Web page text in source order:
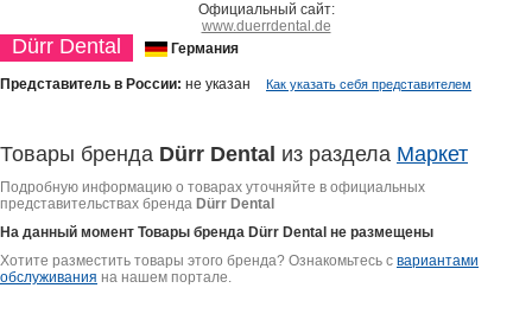
Официальный сайт:
www.duerrdental.de
Dürr Dental Германия
Представитель в России: не указан Как указать себя представителем
Товары бренда Dürr Dental из раздела Маркет
Подробную информацию о товарах уточняйте в официальных
представительствах бренда Dürr Dental
На данный момент Товары бренда Dürr Dental не размещены
Хотите разместить товары этого бренда? Ознакомьтесь с вариантами
обслуживания на нашем портале.